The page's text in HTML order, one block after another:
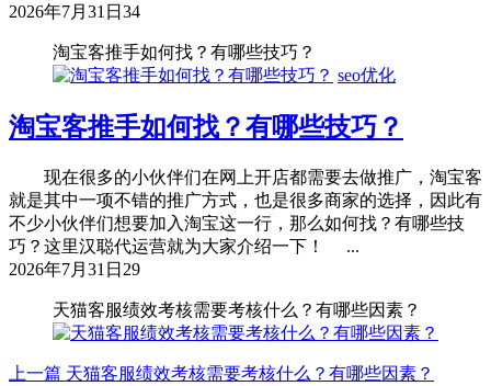
2026年7月31日 34
淘宝客推手如何找？有哪些技巧？
seo优化
淘宝客推手如何找？有哪些技巧？
现在很多的小伙伴们在网上开店都需要去做推广，淘宝客
就是其中一项不错的推广方式，也是很多商家的选择，因此有
不少小伙伴们想要加入淘宝这一行，那么如何找？有哪些技
巧？这里汉聪代运营就为大家介绍一下！ ...
2026年7月31日 29
天猫客服绩效考核需要考核什么？有哪些因素？
上一篇 天猫客服绩效考核需要考核什么？有哪些因素？